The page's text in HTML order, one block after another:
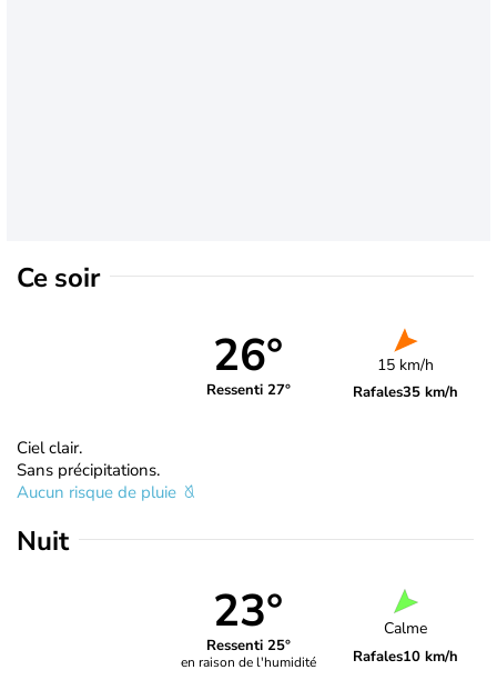
Ce soir
26°
Ressenti 27°
15 km/h
Rafales35 km/h
Ciel clair.
Sans précipitations.
Aucun risque de pluie
Nuit
23°
Ressenti 25°
en raison de l'humidité
Calme
Rafales10 km/h